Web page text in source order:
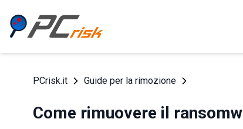
PCrisk.it Guide per la rimozione
Come rimuovere il